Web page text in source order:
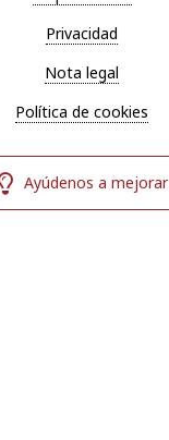
Privacidad
Nota legal
Política de cookies
Ayúdenos a mejorar